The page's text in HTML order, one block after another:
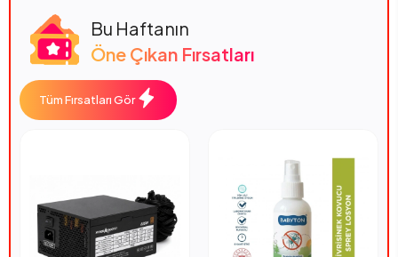
Bu Haftanın
Öne Çıkan Fırsatları
Tüm Fırsatları Gör